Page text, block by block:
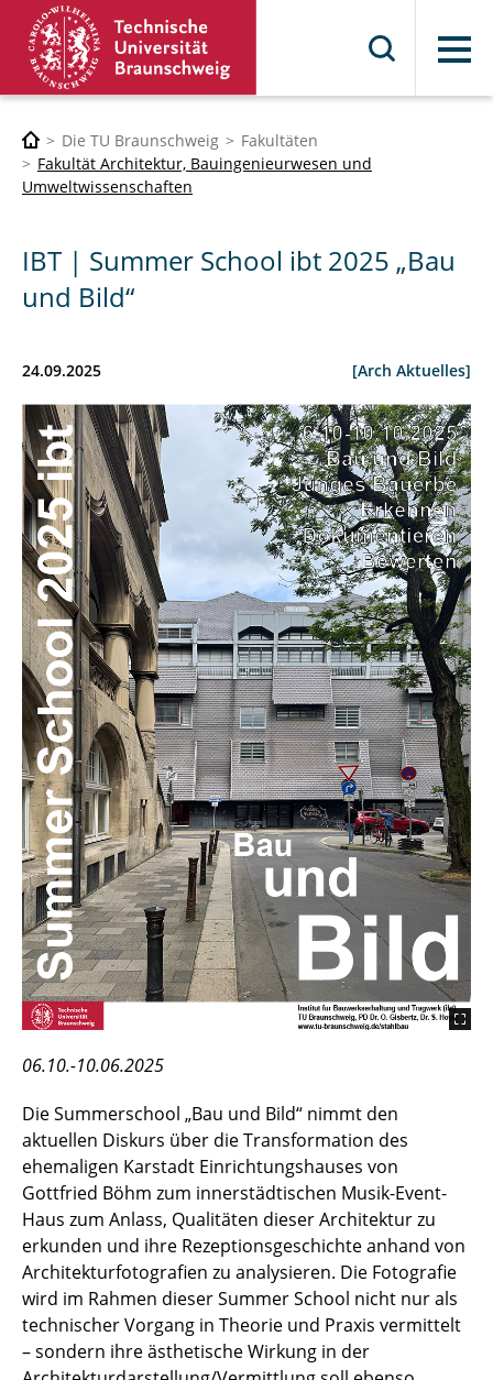
Menü
Die TU Braunschweig
Fakultäten
Fakultät Architektur, Bauingenieurwesen und
Umweltwissenschaften
IBT | Summer School ibt 2025 „Bau
und Bild“
24.09.2025 [Arch Aktuelles]
06.10.-10.06.2025
Die Summerschool „Bau und Bild“ nimmt den
aktuellen Diskurs über die Transformation des
ehemaligen Karstadt Einrichtungshauses von
Gottfried Böhm zum innerstädtischen Musik-Event-
Haus zum Anlass, Qualitäten dieser Architektur zu
erkunden und ihre Rezeptionsgeschichte anhand von
Architekturfotografien zu analysieren. Die Fotografie
wird im Rahmen dieser Summer School nicht nur als
technischer Vorgang in Theorie und Praxis vermittelt
– sondern ihre ästhetische Wirkung in der